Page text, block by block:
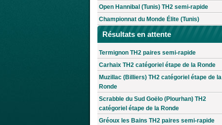
Open Hannibal (Tunis) TH2 semi-rapide
Championnat du Monde Élite (Tunis)
Résultats en attente
Termignon TH2 paires semi-rapide
Carhaix TH2 catégoriel étape de la Ronde
Muzillac (Billiers) TH2 catégoriel étape de la
Ronde
Scrabble du Sud Goëlo (Plourhan) TH2
catégoriel étape de la Ronde
Gréoux les Bains TH2 paires semi-rapide